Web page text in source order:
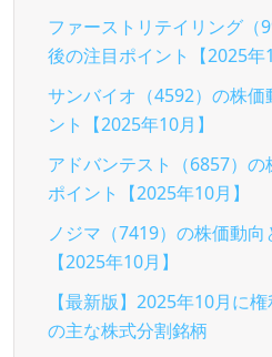
ファーストリテイリング（
後の注目ポイント【2025年
サンバイオ（4592）の株価
ント【2025年10月】
アドバンテスト（6857）の
ポイント【2025年10月】
ノジマ（7419）の株価動
【2025年10月】
【最新版】2025年10月に
の主な株式分割銘柄